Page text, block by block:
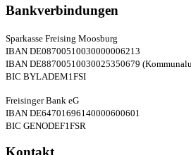
Bankverbindungen
Sparkasse Freising Moosburg
IBAN DE08700510030000006213
IBAN DE88700510030025350679
BIC BYLADEM1FSI
Freisinger Bank eG
IBAN DE64701696140000600601
BIC GENODEF1FSR